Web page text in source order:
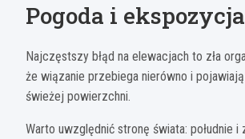
Pogoda i
Najczęstszy błąd na elewacjach to zła
że wiązanie przebiega nierówno i
świeżej powierzchni.
Warto uwzględnić stronę świata: południe